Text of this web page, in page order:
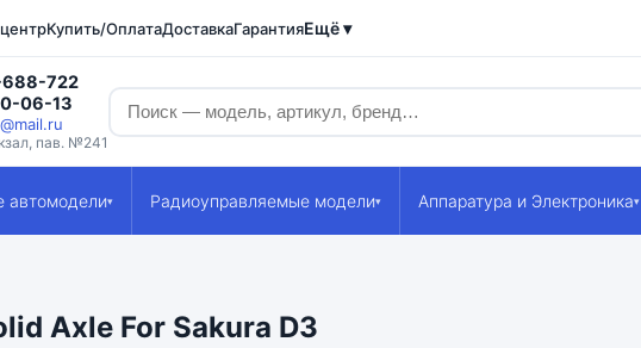
Купить/ОплатаДоставкаГарантияЕщё ▾
722
06-13
пав. №241
автомодели▾ Радиоуправляемые модели▾ Аппаратура и Электроника▾
Axle For Sakura D3